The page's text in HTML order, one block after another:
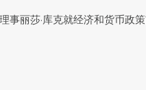
丽莎·库克就经济和货币政